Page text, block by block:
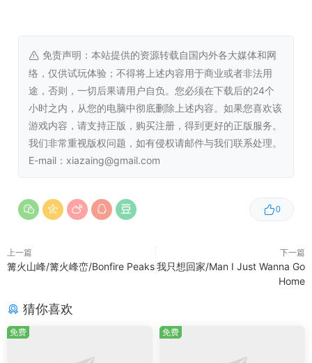
免责声明：本站提供的资源转载自国内外各大媒体和网
络，仅供试玩体验；不得将上述内容用于商业或者非法用
途，否则，一切后果请用户自负。您必须在下载后的24个
小时之内，从您的电脑中彻底删除上述内容。如果您喜欢该
游戏内容，请支持正版，购买注册，得到更好的正版服务。
我们非常重视版权问题，如有侵权请邮件与我们联系处理。
E-mail：xiazaing@gmail.com
0
上一篇
篝火山峰/篝火峰峦/Bonfire Peaks
下一篇
我只想回家/Man I Just Wanna Go
Home
猜你喜欢
免费 免费